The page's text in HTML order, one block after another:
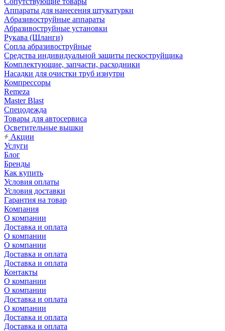
Аппараты для нанесения штукатурки
Aбразивоструйные аппараты
Абразивоструйные установки
Рукава (Шланги)
Сопла абразивоструйные
Средства индивидуальной защиты пескоструйщика
Комплектующие, запчасти, расходники
Насадки для очистки труб изнутри
Компрессоры
Remeza
Master Blast
Спецодежда
Товары для автосервиса
Осветительные вышки
Акции
Услуги
Блог
Бренды
Как купить
Условия оплаты
Условия доставки
Гарантия на товар
Компания
О компании
Доставка и оплата
О компании
О компании
Доставка и оплата
Доставка и оплата
Контакты
О компании
О компании
Доставка и оплата
О компании
Доставка и оплата
Доставка и оплата